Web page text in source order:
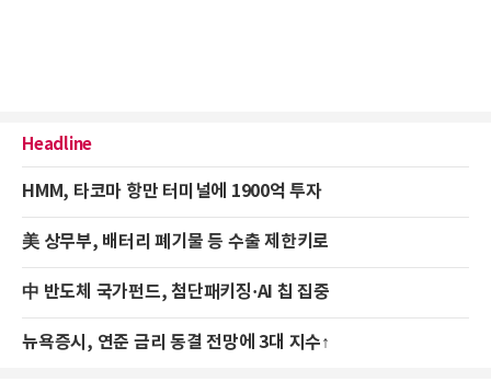
Headline
HMM, 타코마 항만 터미널에 1900억 투자
美 상무부, 배터리 폐기물 등 수출 제한키로
中 반도체 국가펀드, 첨단패키징·AI 칩 집중
뉴욕증시, 연준 금리 동결 전망에 3대 지수↑